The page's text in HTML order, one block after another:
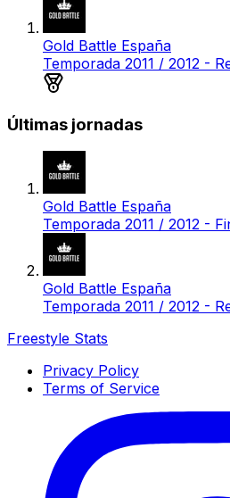
Gold Battle España
Temporada 2011 / 2012 -
Últimas jornadas
Gold Battle España
Temporada 2011 / 2012 -
Gold Battle España
Temporada 2011 / 2012 -
Freestyle Stats
Privacy Policy
Terms of Service